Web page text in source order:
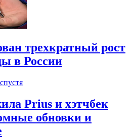
трехкратный рост
в России
Prius и хэтчбек
обновки и